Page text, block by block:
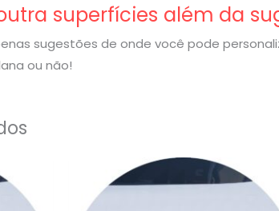
superfícies além da
sugestões de onde você pode
ou não!